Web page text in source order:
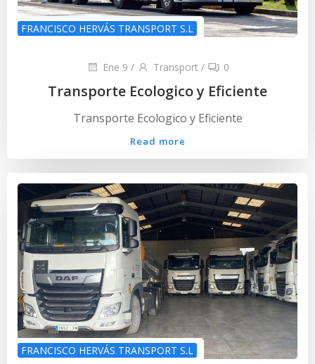
FRANCISCO HERVÁS TRANSPORT S.L
Ene 9 / Transport / 0
Transporte Ecologico y Eficiente
Transporte Ecologico y Eficiente
Read more
FRANCISCO HERVÁS TRANSPORT S.L